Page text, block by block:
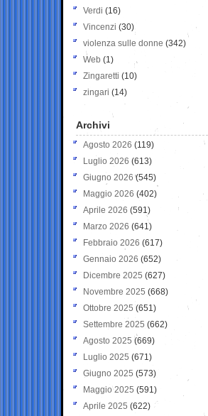
Verdi (16)
Vincenzi (30)
violenza sulle donne (342)
Web (1)
Zingaretti (10)
zingari (14)
Archivi
Agosto 2026 (119)
Luglio 2026 (613)
Giugno 2026 (545)
Maggio 2026 (402)
Aprile 2026 (591)
Marzo 2026 (641)
Febbraio 2026 (617)
Gennaio 2026 (652)
Dicembre 2025 (627)
Novembre 2025 (668)
Ottobre 2025 (651)
Settembre 2025 (662)
Agosto 2025 (669)
Luglio 2025 (671)
Giugno 2025 (573)
Maggio 2025 (591)
Aprile 2025 (622)